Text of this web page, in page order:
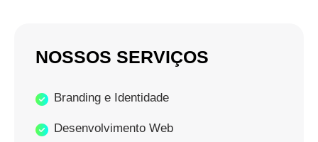
NOSSOS SERVIÇOS
Branding e Identidade
Desenvolvimento Web